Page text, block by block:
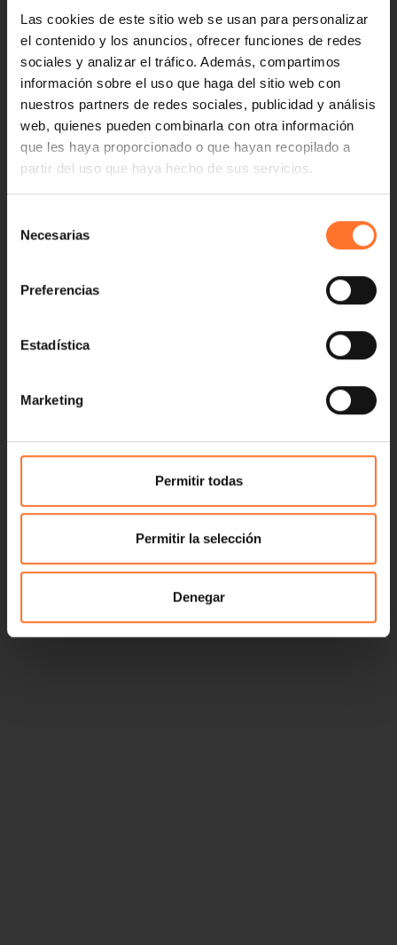
Las cookies de este sitio web se usan para personalizar
el contenido y los anuncios, ofrecer funciones de redes
sociales y analizar el tráfico. Además, compartimos
información sobre el uso que haga del sitio web con
nuestros partners de redes sociales, publicidad y análisis
web, quienes pueden combinarla con otra información
que les haya proporcionado o que hayan recopilado a
partir del uso que haya hecho de sus servicios.
Necesarias
Preferencias
Estadística
Marketing
Permitir todas
Permitir la selección
Denegar